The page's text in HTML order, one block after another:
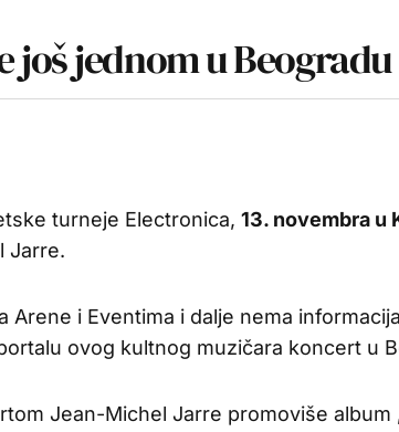
još jednom u Beogradu
turneje Electronica, 13. novembra u
Jarre.
Arene i Eventima i dalje nema
ovog kultnog muzičara koncert u
Jean-Michel Jarre promoviše album